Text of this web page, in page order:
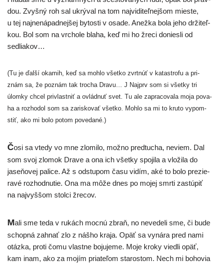
dou. Zvyšný roh sal ukrý­val na tom naj­vi­di­teľ­nej­šom mies­te,
u tej naj­ne­ná­pad­nej­šej bytos­ti v osa­de. Anežka bola jeho drži­teľ­
kou. Bol som na vrcho­le bla­ha, keď mi ho žre­ci donies­li od
sedliakov…
(Tu je ďal­ší oka­mih, keď sa moh­lo všet­ko zvr­tnúť v kata­stro­fu a pri­
znám sa, že poznám tak tro­cha Dravu… J Najprv som si všet­ky tri
úlom­ky chcel pri­vlast­niť a ovlád­nuť svet. Tu ale zapra­co­va­la moja pova­
ha a roz­ho­dol som sa zaris­ko­vať všet­ko. Mohlo sa mi to kru­to vypom­
stiť, ako mi bolo potom povedané.)
Čosi sa vte­dy vo mne zlo­mi­lo, mož­no pred­tu­cha, neviem. Dal
som svoj zlo­mok Drave a ona ich všet­ky spo­ji­la a vlo­ži­la do
jase­ňo­vej pali­ce. Až s odstu­pom času vidím, aké to bolo pre­zie­
ra­vé roz­hod­nu­tie. Ona ma môže dnes po mojej smr­ti zastú­piť
na naj­vyš­šom stol­ci žrecov.
Mali sme teda v rukách moc­nú zbraň, no neve­de­li sme, či bude
schop­ná zahnať zlo z náš­ho kra­ja. Opäť sa vyná­ra pred nami
otáz­ka, pro­ti čomu vlast­ne boju­je­me. Moje kro­ky vied­li opäť,
kam inam, ako za mojím pria­te­ľom sta­ros­tom. Nech mi boho­via